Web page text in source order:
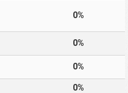
0%
0%
0%
0%